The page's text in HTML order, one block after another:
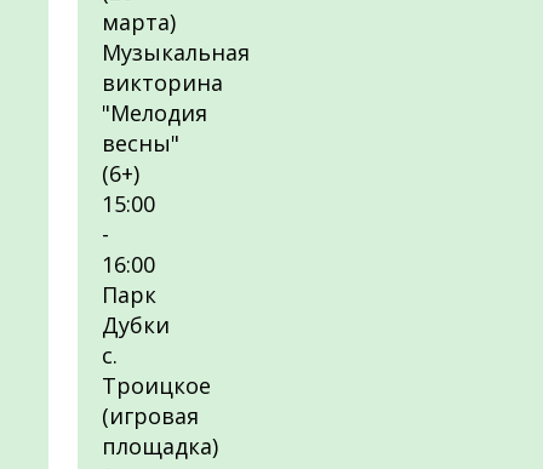
марта)
Музыкальная
викторина
"Мелодия
весны"
(6+)
15:00
-
16:00
Парк
Дубки
с.
Троицкое
(игровая
площадка)